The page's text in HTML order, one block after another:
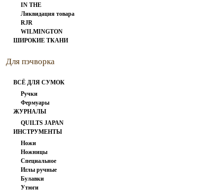
IN THE
BEGINNING
Ликвидация товара
RJR
WILMINGTON
ШИРОКИЕ ТКАНИ
Для пэчворка
ВСЁ ДЛЯ СУМОК
Ручки
Фермуары
ЖУРНАЛЫ
QUILTS JAPAN
ИНСТРУМЕНТЫ
Ножи
Ножницы
Специальное
Иглы ручные
Булавки
Утюги